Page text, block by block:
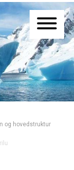
og hovedstruktur